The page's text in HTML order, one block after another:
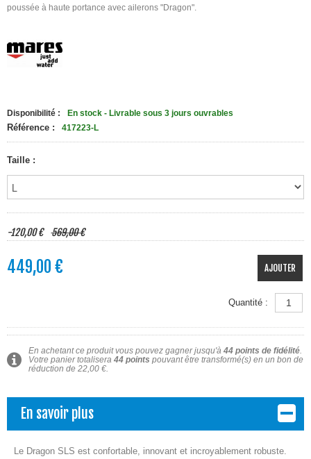
poussée à haute portance avec ailerons "Dragon".
Disponibilité : En stock - Livrable sous 3 jours ouvrables
Référence : 417223-L
Taille :
-120,00 € 569,00 €
449,00 € AJOUTER
Quantité :
En achetant ce produit vous pouvez gagner jusqu'à 44points de fidélité.
Votre panier totalisera 44points pouvant être transformé(s) en un bon de
réduction de 22,00 €.
En savoir plus
Le Dragon SLS est confortable, innovant et incroyablement robuste.